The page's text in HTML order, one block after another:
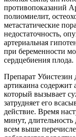
противопоказаний
полиомиелит,
метастатические
недостаточность,
артериальная
при беременности
сердцебиения плода.
Препарат Убистезин
артикаина содержит
который вызывает
затрудняет его
действие. Время
минут, длительность
всем выше